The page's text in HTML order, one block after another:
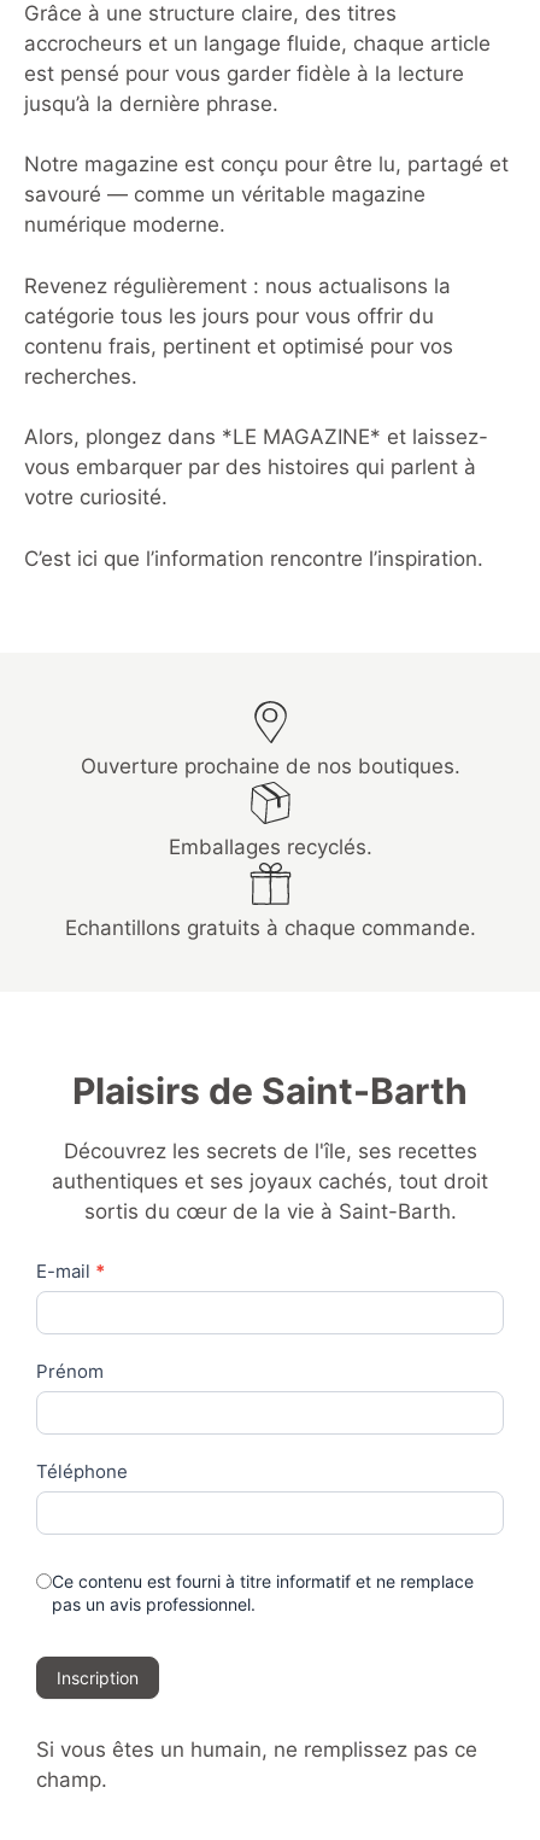
Grâce à une structure claire, des titres
accrocheurs et un langage fluide, chaque article
est pensé pour vous garder fidèle à la lecture
jusqu’à la dernière phrase.
Notre magazine est conçu pour être lu, partagé et
savouré — comme un véritable magazine
numérique moderne.
Revenez régulièrement : nous actualisons la
catégorie tous les jours pour vous offrir du
contenu frais, pertinent et optimisé pour vos
recherches.
Alors, plongez dans *LE MAGAZINE* et laissez-
vous embarquer par des histoires qui parlent à
votre curiosité.
C’est ici que l’information rencontre l’inspiration.
Ouverture prochaine de nos boutiques.
Emballages recyclés.
Echantillons gratuits à chaque commande.
Plaisirs de Saint-Barth
Découvrez les secrets de l'île, ses recettes
authentiques et ses joyaux cachés, tout droit
sortis du cœur de la vie à Saint-Barth.
Contact
Us
E-mail *
Prénom
Téléphone
Ce contenu est fourni à titre informatif et ne remplace
pas un avis professionnel.
Inscription
Si vous êtes un humain, ne remplissez pas ce
champ.